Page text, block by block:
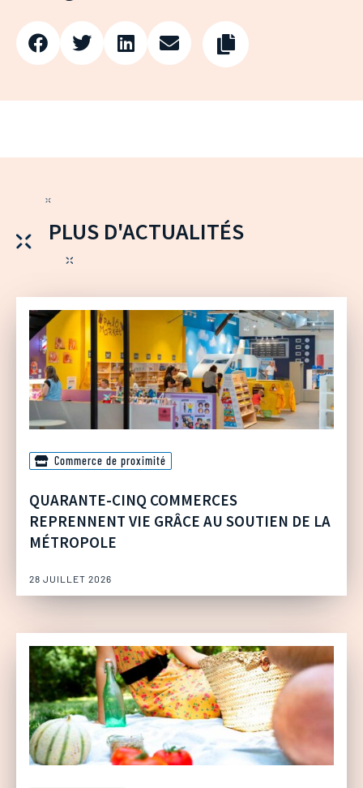
PLUS D'ACTUALITÉS
Commerce de proximité
QUARANTE-CINQ COMMERCES
REPRENNENT VIE GRÂCE AU SOUTIEN DE LA
MÉTROPOLE
28 JUILLET 2026